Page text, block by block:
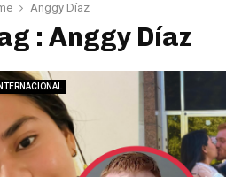
Anggy Díaz
: Anggy Díaz
INTERNACIONAL